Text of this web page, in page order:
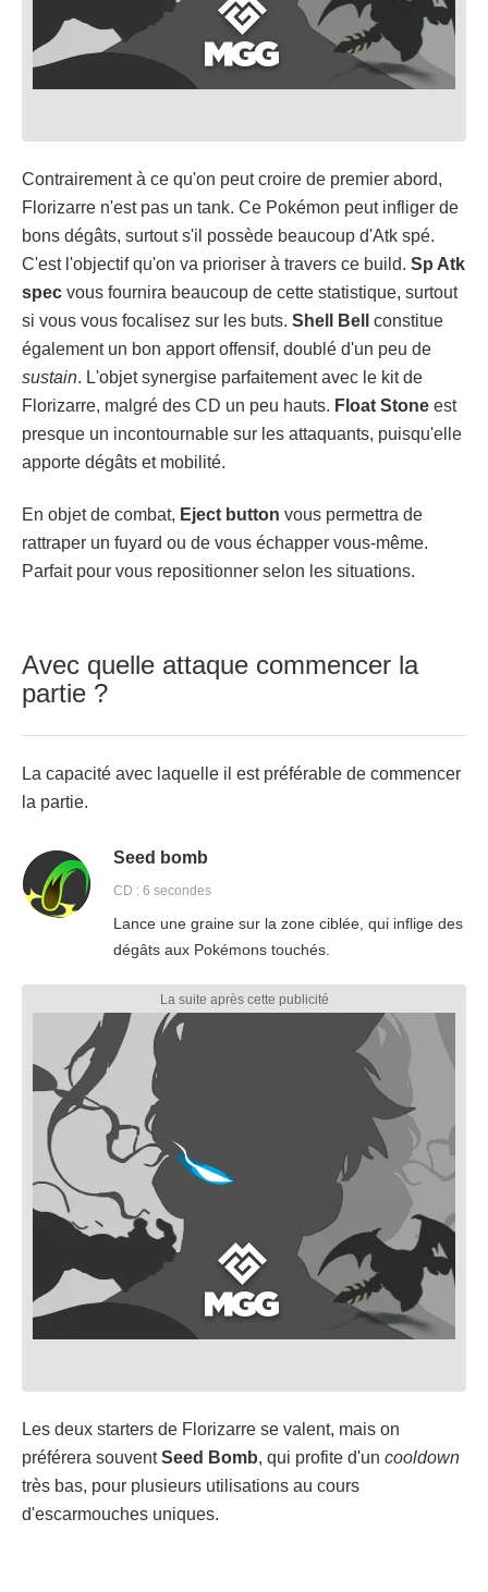
Contrairement à ce qu'on peut croire de premier abord,
Florizarre n'est pas un tank. Ce Pokémon peut infliger de
bons dégâts, surtout s'il possède beaucoup d'Atk spé.
C'est l'objectif qu'on va prioriser à travers ce build. Sp Atk
spec vous fournira beaucoup de cette statistique, surtout
si vous vous focalisez sur les buts. Shell Bell
constitue
également un bon apport offensif, doublé d'un peu de
sustain. L'objet synergise parfaitement avec le kit de
Florizarre, malgré des CD un peu hauts. Float Stone est
presque un incontournable sur les attaquants, puisqu'elle
apporte dégâts et mobilité.
En objet de combat, Eject button vous permettra de
rattraper un fuyard ou de vous échapper vous-même.
Parfait pour vous repositionner selon les situations.
Avec quelle attaque commencer la
partie ?
La capacité avec laquelle il est préférable de commencer
la partie.
Seed bomb
CD : 6 secondes
Lance une graine sur la zone ciblée, qui inflige des
dégâts aux Pokémons touchés.
Les deux starters de Florizarre se valent, mais on
préférera souventSeed Bomb, qui profite d'un cooldown
très bas, pour plusieurs utilisations au cours
d'escarmouches uniques.